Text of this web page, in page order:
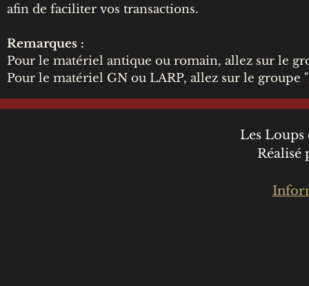
afin de faciliter vos transactions.
Remarques :
Pour le matériel antique ou romain, allez sur le
Pour le matériel GN ou LARP, allez sur le groupe "
Les
Réalisé